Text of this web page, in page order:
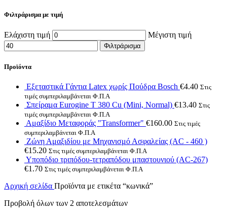
Φιλτράρισμα με τιμή
Ελάχιστη τιμή Μέγιστη τιμή
Φιλτράρισμα
Προϊόντα
Εξεταστικά Γάντια Latex χωρίς Πούδρα Bosch €4.40 Στις
τιμές συμπεριλαμβάνεται Φ.Π.Α
Σπείραμα Eurogine Τ 380 Cu (Mini, Normal) €13.40 Στις
τιμές συμπεριλαμβάνεται Φ.Π.Α
Αμαξίδιο Μεταφοράς "Transformer" €160.00 Στις τιμές
συμπεριλαμβάνεται Φ.Π.Α
Ζώνη Αμαξιδίου με Μηχανισμό Ασφαλείας (AC - 460 )
€15.20 Στις τιμές συμπεριλαμβάνεται Φ.Π.Α
Υποπόδιο τριπόδου-τετραπόδου μπαστουνιού (AC-267)
€1.70 Στις τιμές συμπεριλαμβάνεται Φ.Π.Α
Αρχική σελίδα Προϊόντα με ετικέτα “κωνικά”
Προβολή όλων των 2 αποτελεσμάτων